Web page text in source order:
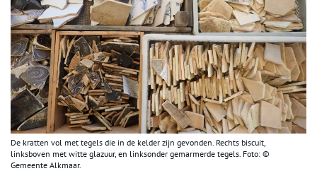
De kratten vol met tegels die in de kelder zijn gevonden. Rechts biscuit,
linksboven met witte glazuur, en linksonder gemarmerde tegels. Foto: ©
Gemeente Alkmaar.